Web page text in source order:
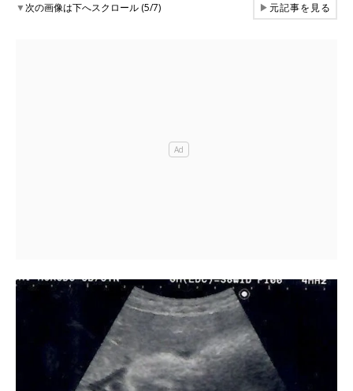
▼次の画像は下へスクロール (5/7) ▶元記事を見る